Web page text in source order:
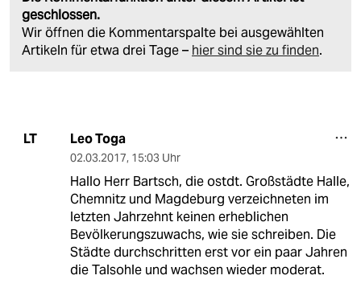
geschlossen.
Wir öffnen die Kommentarspalte bei ausgewählten
Artikeln für etwa drei Tage – hier sind sie zu finden.
LT Leo Toga
02.03.2017, 15:03 Uhr
Hallo Herr Bartsch, die ostdt. Großstädte Halle,
Chemnitz und Magdeburg verzeichneten im
letzten Jahrzehnt keinen erheblichen
Bevölkerungszuwachs, wie sie schreiben. Die
Städte durchschritten erst vor ein paar Jahren
die Talsohle und wachsen wieder moderat.